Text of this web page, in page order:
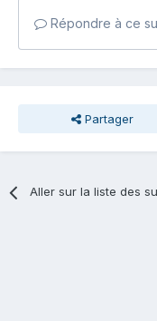
Répondre à ce
Partager
Aller sur la liste des